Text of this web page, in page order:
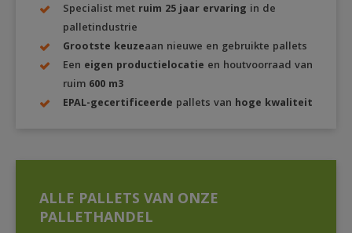
Specialist met ruim 25 jaar ervaring in de
palletindustrie
Grootste keuzeaan nieuwe en gebruikte pallets
Een eigen productielocatie en houtvoorraad van
ruim 600 m3
EPAL-gecertificeerde pallets van hoge kwaliteit
ALLE PALLETS VAN ONZE
PALLETHANDEL